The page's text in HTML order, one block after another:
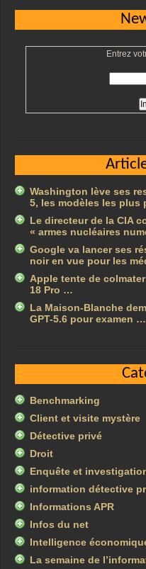
Entrez
Washington lève ses
5, les modèles les
Le directeur de la CIA
« armes nucléaires
Google va lancer ses
noir en vue pour les
Apple tente de
18 Pro …
La Maison-Blanche
GPT-5.6 pour examen …
Benchmarking
Client et visite mystère
Détective privé
Droit
Enquête et
information détective
Informations APR
Infos du net
Intelligence
La semaine de